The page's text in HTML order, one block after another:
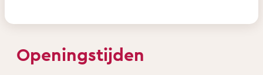
Openingstijden